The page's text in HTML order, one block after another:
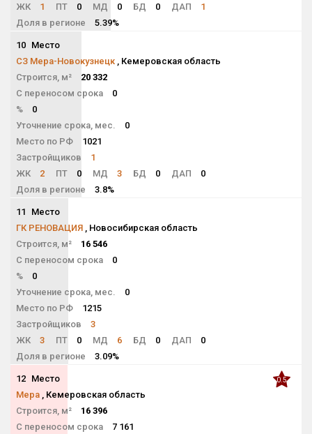
ЖК
1 ПТ 0 МД 0 БД 0 ДАП
1
Доля в регионе
5.39%
10 Место
СЗ Мера-Новокузнецк , Кемеровская область
Строится, м²
20 332
С переносом срока
0
%
0
Уточнение срока, мес.
0
Место по РФ
1021
Застройщиков
1
ЖК
2 ПТ 0 МД 3 БД 0 ДАП
0
Доля в регионе
3.8%
11
Место
ГК РЕНОВАЦИЯ , Новосибирская область
Строится, м²
16 546
С переносом срока
0
%
0
Уточнение срока, мес.
0
Место по РФ
1215
Застройщиков
3
ЖК
3 ПТ 0 МД 6 БД 0 ДАП
0
Доля в регионе
3.09%
12 Место
Мера , Кемеровская область
Строится, м²
16 396
С переносом срока
7 161
0.5